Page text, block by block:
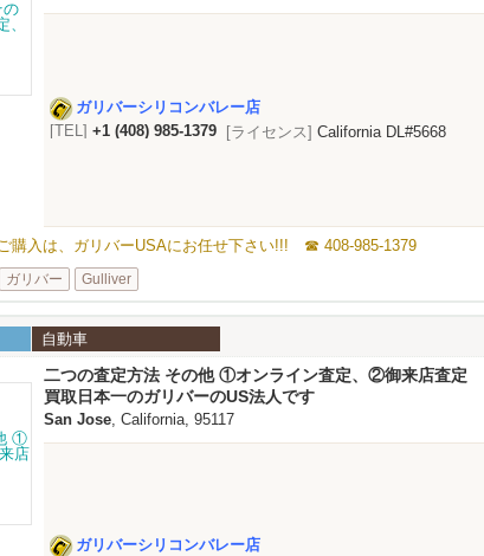
ガリバーシリコンバレー店
[TEL] +1 (408) 985-1379 [ライセンス] California DL#5668
購入は、ガリバーUSAにお任せ下さい!!! ☎ 408-985-1379
ガリバー Gulliver
自動車
二つの査定方法 その他 ①オンライン査定、②御来店査定
買取日本一のガリバーのUS法人です
San Jose, California, 95117
ガリバーシリコンバレー店